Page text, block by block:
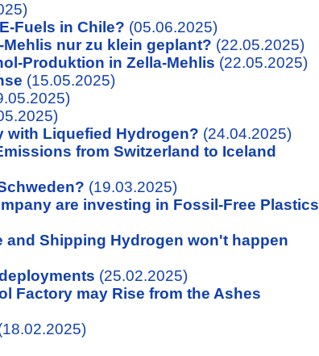
Fuels in Chile? (05.06.2025)
nur zu klein geplant? (22.05.2025)
Produktion in Zella-Mehlis (22.05.2025)
(15.05.2025)
with Liquefied Hydrogen? (24.04.2025)
from Switzerland to Iceland
(19.03.2025)
are investing in Fossil-Free Plastics
and Shipping Hydrogen won't happen
(25.02.2025)
Factory may Rise from the Ashes